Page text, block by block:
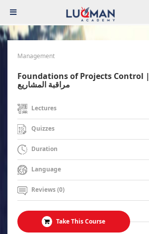
Management
Foundations of Projects Control | أسس ومهام
مراقبة المشاريع
Lectures
Quizzes
Duration
Language
Reviews (0)
Take This Course